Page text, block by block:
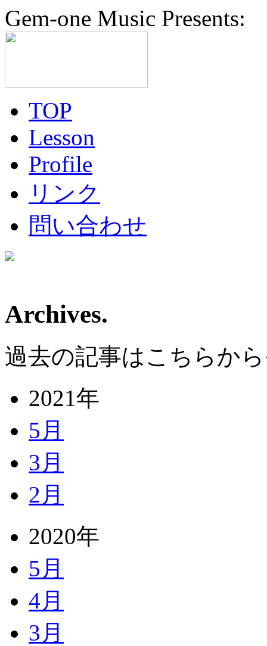
Gem-one Music Presents:
TOP
Lesson
Profile
リンク
問い合わせ
Archives.
過去の記事はこちらか
2021年
5月
3月
2月
2020年
5月
4月
3月